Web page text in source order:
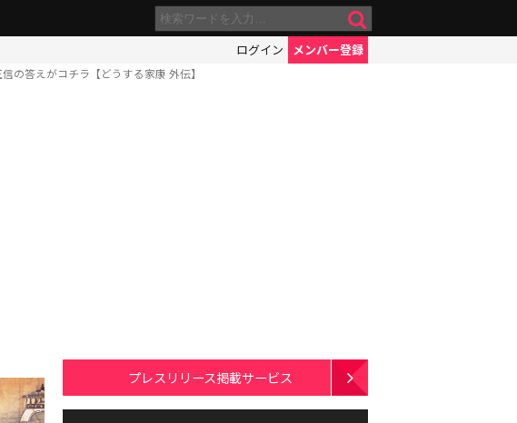
ログイン メンバー登録
の答えがコチラ【どうする家康 外伝】
プレスリリース掲載サービス